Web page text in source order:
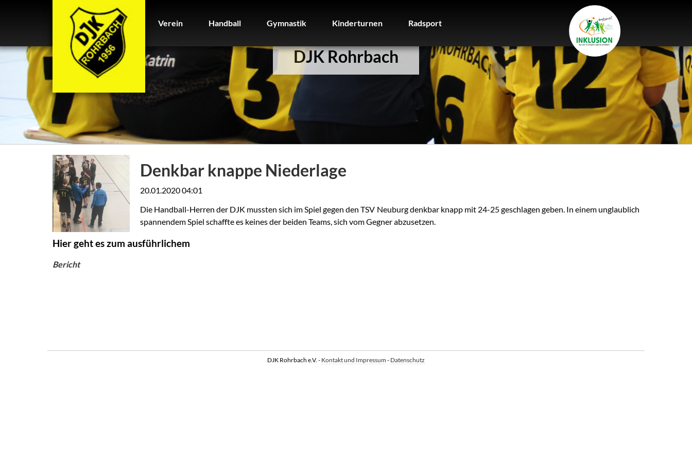
Verein
Verein
Handball
Handball
Gymnastik
Gymnastik
Kinderturnen Radsport
Radsport
DJK Rohrbach
Denkbar knappe Niederlage
20.01.2020 04:01
Die Handball-Herren der DJK mussten sich im Spiel gegen den TSV Neuburg denkbar knapp mit 24-25 geschlagen geben. In einem unglaublich
spannendem Spiel schaffte es keines der beiden Teams, sich vom Gegner abzusetzen.
Hier geht es zum ausführlichem
Bericht
DJK Rohrbach e.V. - Kontakt und Impressum - Datenschutz